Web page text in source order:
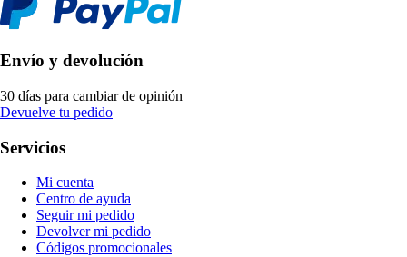
Envío y devolución
30 días para cambiar de opinión
Devuelve tu pedido
Servicios
Mi cuenta
Centro de ayuda
Seguir mi pedido
Devolver mi pedido
Códigos promocionales